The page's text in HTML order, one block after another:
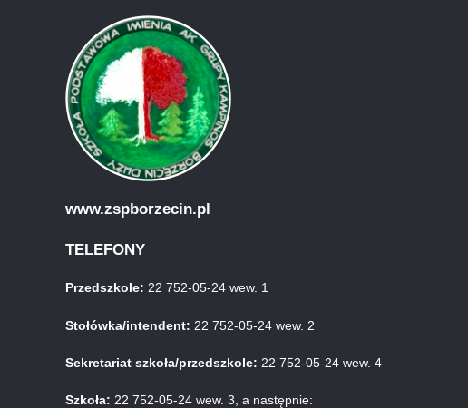
www.zspborzecin.pl
TELEFONY
Przedszkole: 22 752-05-24 wew. 1
Stołówka/intendent: 22 752-05-24 wew. 2
Sekretariat szkoła/przedszkole: 22 752-05-24 wew. 4
Szkoła: 22 752-05-24 wew. 3, a następnie: